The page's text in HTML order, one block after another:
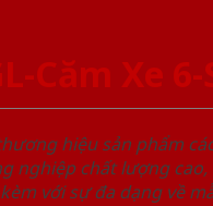
Căm Xe 6-
hiệu sản phẩm
chất lượng
với sự đa dạng về